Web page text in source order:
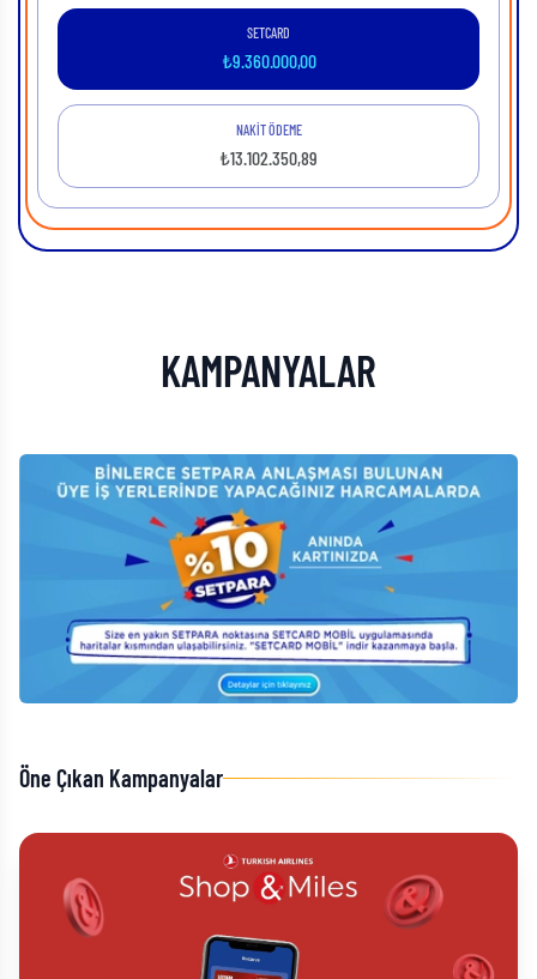
SETCARD
₺9.360.000,00
NAKİT ÖDEME
₺13.102.350,89
KAMPANYALAR
Öne Çıkan Kampanyalar